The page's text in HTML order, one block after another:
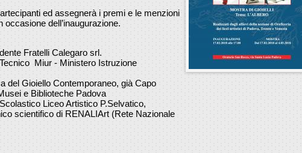
ed assegnerà i premi e le menzioni
occasione dell’inaugurazione.
Fratelli Calegaro srl.
Miur - Ministero Istruzione
del Gioiello Contemporaneo, già Capo
e Biblioteche Padova
Liceo Artistico P.Selvatico,
scientifico di RENALIArt (Rete Nazionale